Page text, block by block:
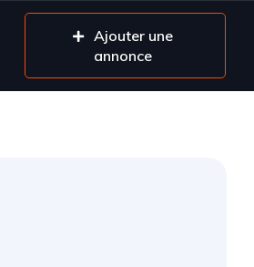
Ajouter une
annonce